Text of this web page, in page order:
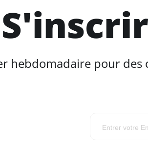
hebdomadaire pour des